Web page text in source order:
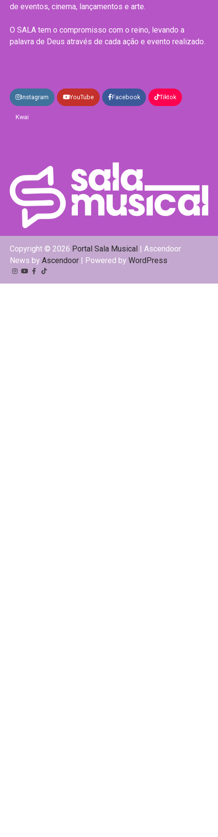
de eventos, cinema, lançamentos e arte.
O SALA tem o compromisso com o reino, levando a
palavra de Deus através de cada ação e evento realizado.
Instagram YouTube Facebook Tiktok
Kwai
Copyright © 2026 Portal Sala Musical | Ascendoor
News by Ascendoor | Powered by WordPress.
Instagram
YouTube
Facebook
Tiktok